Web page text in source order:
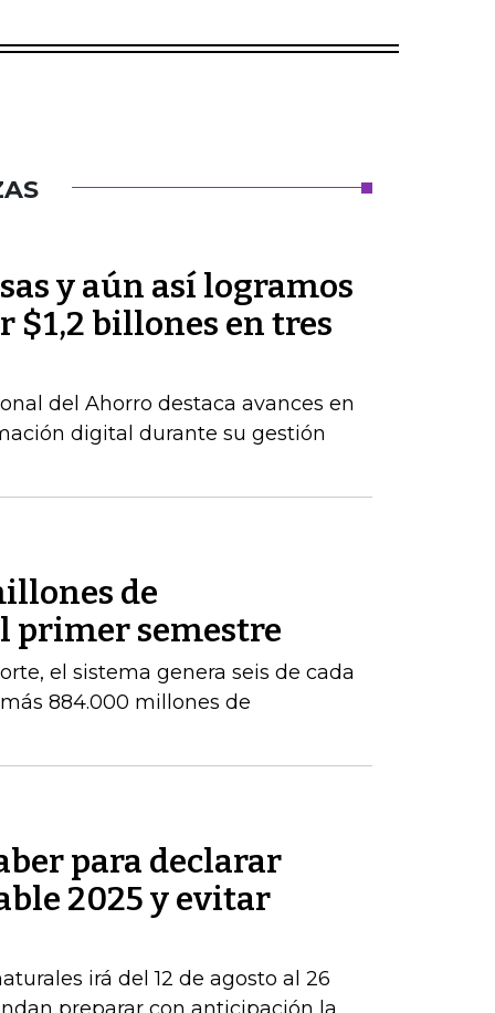
y aún así logramos
$1,2 billones en tres
del Ahorro destaca avances en
digital durante su gestión
de
primer semestre
el sistema genera seis de cada
884.000 millones de
para declarar
2025 y evitar
irá del 12 de agosto al 26